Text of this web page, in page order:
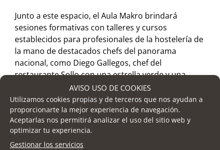
AVISO USO DE COOKIES
Utilizamos cookies propias y de terceros que nos ayudan a
proporcionarte la mejor experiencia de navegación.
Aceptarlas nos permitirá analizar el uso del sitio web y
optimizar tu experiencia.
Gestionar los servicios
Junto a este espacio, el Aula Makro brindará
sesiones formativas con talleres y cursos
establecidos para profesionales de la hostelería de
la mano de destacados chefs del panorama
nacional, como Diego Gallegos, chef del
restaurante Sollo con una estrella verde y una
estrella Michelin; la repostera de Moulin Chocolat,
Puy Velez; o José Ángel del Castillo, chef del
restaurante SONDERus, entre otros.
El vino también será parte importante durante el
primer día de H&T con un lugar concreto dedicado